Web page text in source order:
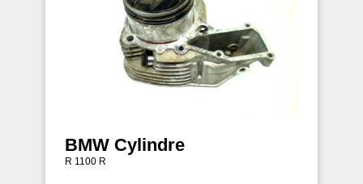
BMW Cylindre
R 1100 R